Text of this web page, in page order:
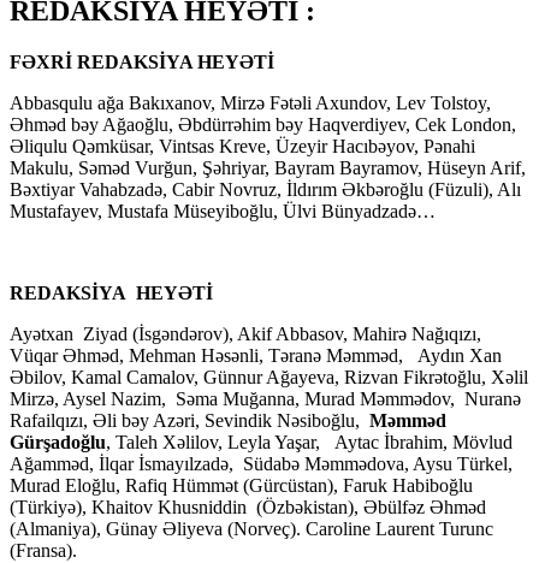
REDAKSİYA HEYƏTİ :
FƏXRİ REDAKSİYA HEYƏTİ
Abbasqulu ağa Bakıxanov, Mirzə Fətəli Axundov, Lev Tolstoy,
Əhməd bəy Ağaoğlu, Əbdürrəhim bəy Haqverdiyev, Cek London,
Əliqulu Qəmküsar, Vintsas Kreve, Üzeyir Hacıbəyov, Pənahi
Makulu, Səməd Vurğun, Şəhriyar, Bayram Bayramov, Hüseyn Arif,
Bəxtiyar Vahabzadə, Cabir Novruz, İldırım Əkbəroğlu (Füzuli), Alı
Mustafayev, Mustafa Müseyiboğlu, Ülvi Bünyadzadə…
REDAKSİYA HEYƏTİ
Ayətxan Ziyad (İsgəndərov), Akif Abbasov, Mahirə Nağıqızı,
Vüqar Əhməd, Mehman Həsənli, Təranə Məmməd, Aydın Xan
Əbilov, Kamal Camalov, Günnur Ağayeva, Rizvan Fikrətoğlu, Xəlil
Mirzə, Aysel Nazim, Səma Muğanna, Murad Məmmədov, Nuranə
Rafailqızı, Əli bəy Azəri, Sevindik Nəsiboğlu, Məmməd
Gürşadoğlu, Taleh Xəlilov, Leyla Yaşar, Aytac İbrahim, Mövlud
Ağamməd, İlqar İsmayılzadə, Südabə Məmmədova, Aysu Türkel,
Murad Eloğlu, Rafiq Hümmət (Gürcüstan), Faruk Habiboğlu
(Türkiyə), Khaitov Khusniddin (Özbəkistan), Əbülfəz Əhməd
(Almaniya), Günay Əliyeva (Norveç). Caroline Laurent Turunc
(Fransa).